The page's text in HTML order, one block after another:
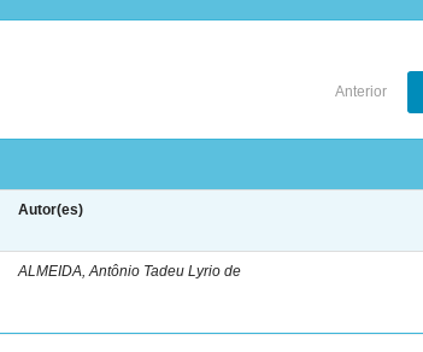
Anterior
Autor(es)
ALMEIDA, Antônio Tadeu Lyrio de